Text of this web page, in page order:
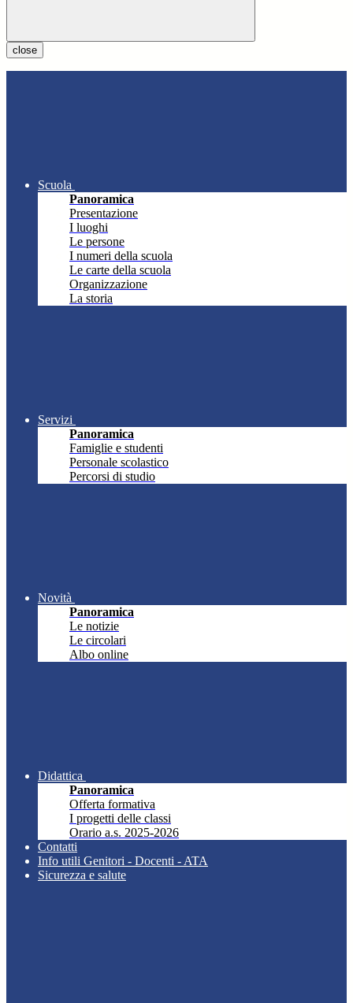
close
Scuola
Panoramica
Presentazione
I luoghi
Le persone
I numeri della scuola
Le carte della scuola
Organizzazione
La storia
Servizi
Panoramica
Famiglie e studenti
Personale scolastico
Percorsi di studio
Novità
Panoramica
Le notizie
Le circolari
Albo online
Didattica
Panoramica
Offerta formativa
I progetti delle classi
Orario a.s. 2025-2026
Contatti
Info utili Genitori - Docenti - ATA
Sicurezza e salute